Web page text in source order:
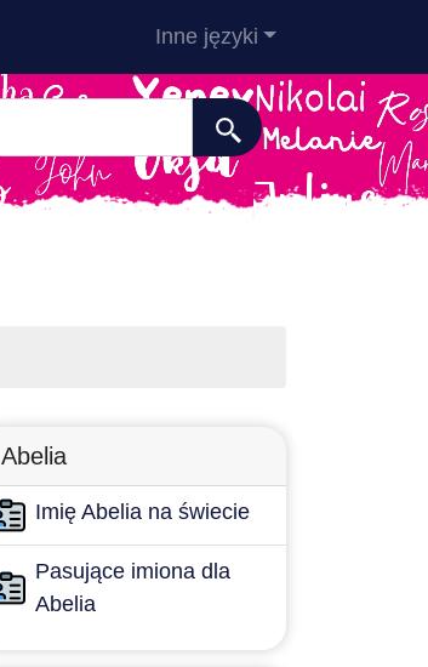
Inne języki
Abelia
Imię Abelia na świecie
Pasujące imiona dla
Abelia